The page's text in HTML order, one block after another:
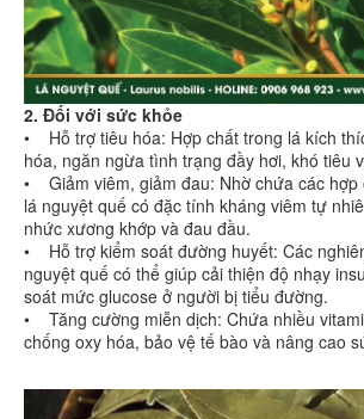
2. Đối với sức khỏe
• Hỗ trợ tiêu hóa: Hợp chất trong lá kích
hóa, ngăn ngừa tình trạng đầy hơi, khó tiêu
• Giảm viêm, giảm đau: Nhờ chứa các hợp
lá nguyệt quế có đặc tính kháng viêm tự
nhức xương khớp và đau đầu.
• Hỗ trợ kiểm soát đường huyết: Các
nguyệt quế có thể giúp cải thiện độ nhạy
soát mức glucose ở người bị tiểu đường.
• Tăng cường miễn dịch: Chứa nhiều
chống oxy hóa, bảo vệ tế bào và nâng cao